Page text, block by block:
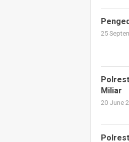
25
Miliar
20 June